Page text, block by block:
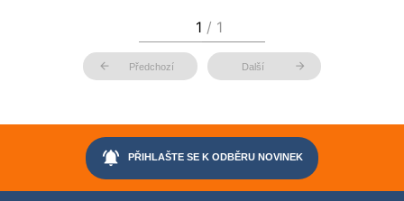
arrow_back Předchozí Další arrow_forward
notifications_active PŘIHLAŠTE SE K ODBĚRU NOVINEK